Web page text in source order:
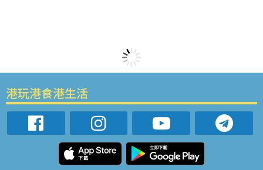
港玩港食港生活